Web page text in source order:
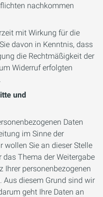
nachkommen
mit Wirkung für die
davon in Kenntnis, dass
die Rechtmäßigkeit der
Widerruf erfolgten
und
Daten
im Sinne der
wollen Sie an dieser Stelle
Thema der Weitergabe
Ihrer personenbezogenen
Aus diesem Grund sind wir
geht Ihre Daten an